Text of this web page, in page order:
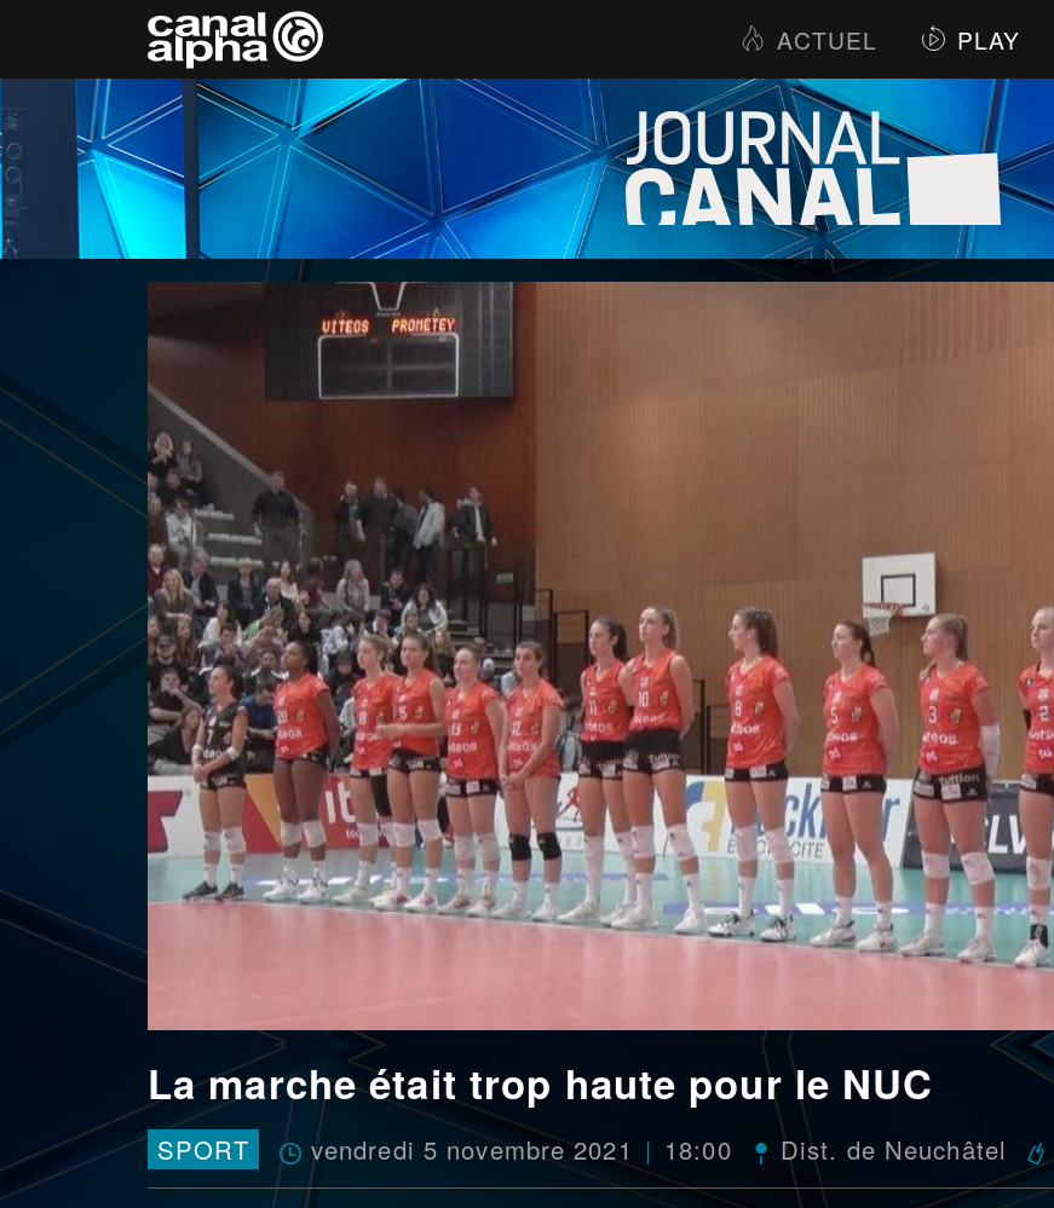
ACTUEL PLAY
La marche était trop haute pour le NUC
SPORT vendredi 5 novembre 2021 18:00 Dist. de Neuchâtel